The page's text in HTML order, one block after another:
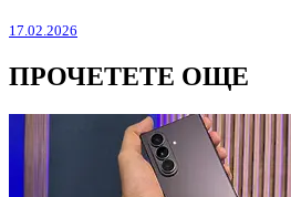
17.02.2026
ПРОЧЕТЕТЕ ОЩЕ